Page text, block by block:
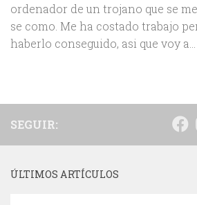
ordenador de un trojano que se
se como. Me ha costado trabajo
haberlo conseguido, asi que voy a...
SEGUIR:
ÚLTIMOS ARTÍCULOS